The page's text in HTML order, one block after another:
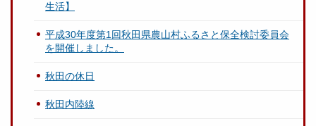
生活】
平成30年度第1回秋田県農山村ふるさと保全検討委員会
を開催しました。
秋田の休日
秋田内陸線